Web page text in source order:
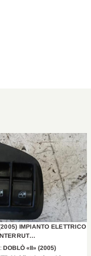
IMPIANTO ELETTRICO
DOBLÒ «II» (2005)